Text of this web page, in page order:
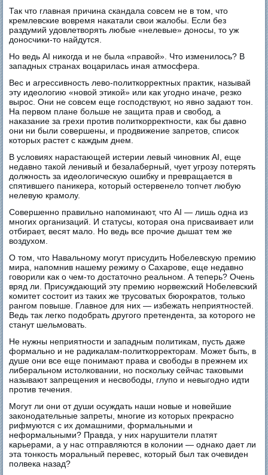
Так что главная причина скандала совсем не в том, что
кремлевские вовремя накатали свои жалобы. Если без
раздумий удовлетворять любые «нелевые» доносы, то уж
доносчики-то найдутся.
Но ведь AI никогда и не была «правой». Что изменилось? В
западных странах воцарилась иная атмосфера.
Вес и агрессивность лево-политкорректных практик, называй
эту идеологию «новой этикой» или как угодно иначе, резко
вырос. Они не совсем еще господствуют, но явно задают тон.
На первом плане больше не защита прав и свобод, а
наказание за грехи против политкорректности, как бы давно
они ни были совершены, и продвижение запретов, список
которых растет с каждым днем.
В условиях нарастающей истерии левый чиновник AI, еще
недавно такой ленивый и безалаберный, чует угрозу потерять
должность за идеологическую ошибку и превращается в
спятившего паникера, который остервенело топчет любую
нелевую крамолу.
Совершенно правильно напоминают, что AI — лишь одна из
многих организаций. И статусы, которая она присваивает или
отбирает, весят мало. Но ведь все прочие дышат тем же
воздухом.
О том, что Навальному могут присудить Нобелевскую премию
мира, напомнив нашему режиму о Сахарове, еще недавно
говорили как о чем-то достаточно реальном. А теперь? Очень
вряд ли. Присуждающий эту премию норвежский Нобелевский
комитет состоит из таких же трусоватых бюрократов, только
рангом повыше. Главное для них — избежать неприятностей.
Ведь так легко подобрать другого претендента, за которого не
станут шельмовать.
Не нужны неприятности и западным политикам, пусть даже
формально и не радикалам-политкорректорам. Может быть, в
душе они все еще понимают права и свободы в прежнем их
либеральном истолковании, но поскольку сейчас таковыми
называют запрещения и несвободы, глупо и невыгодно идти
против течения.
Могут ли они от души осуждать наши новые и новейшие
законодательные запреты, многие из которых прекрасно
рифмуются с их домашними, формальными и
неформальными? Правда, у них нарушители платят
карьерами, а у нас отправляются в колонии — однако дает ли
эта тонкость моральный перевес, который был так очевиден
полвека назад?